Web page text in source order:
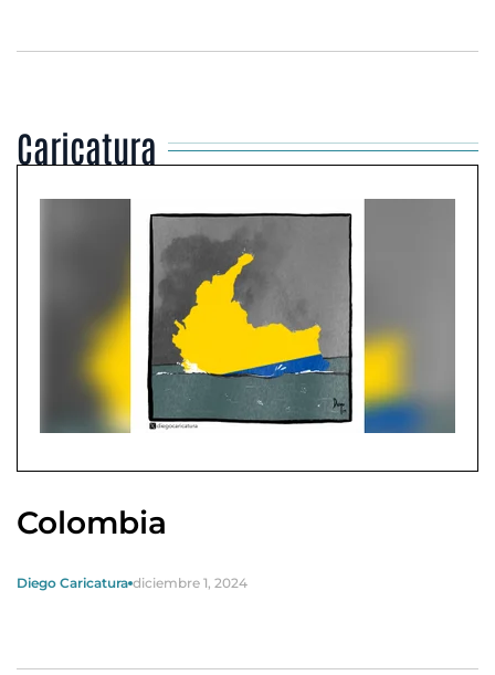
Caricatura
Colombia
Diego Caricatura diciembre 1, 2024